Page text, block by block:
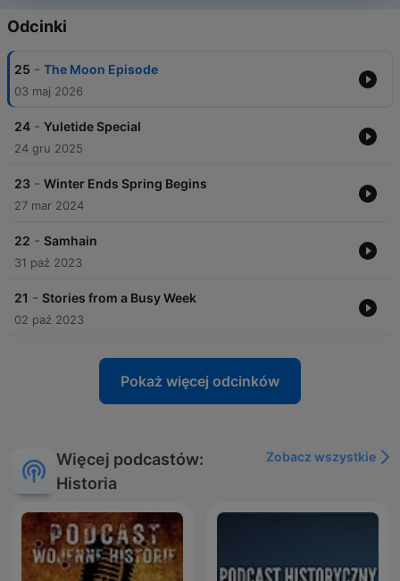
Odcinki
25 - The Moon Episode
03 maj 2026
24 - Yuletide Special
24 gru 2025
23 - Winter Ends Spring Begins
27 mar 2024
22 - Samhain
31 paź 2023
21 - Stories from a Busy Week
02 paź 2023
Pokaż więcej odcinków
Więcej podcastów:
Historia
Zobacz wszystkie